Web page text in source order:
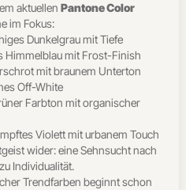
aktuellenPantone Color
im Fokus:
Dunkelgrau mit Tiefe
Himmelblau mit Frost-Finish
mit braunem Unterton
Off-White
Farbton mit organischer
Violett mit urbanem Touch
wider: eine Sehnsucht nach
Individualität.
Trendfarben beginnt schon